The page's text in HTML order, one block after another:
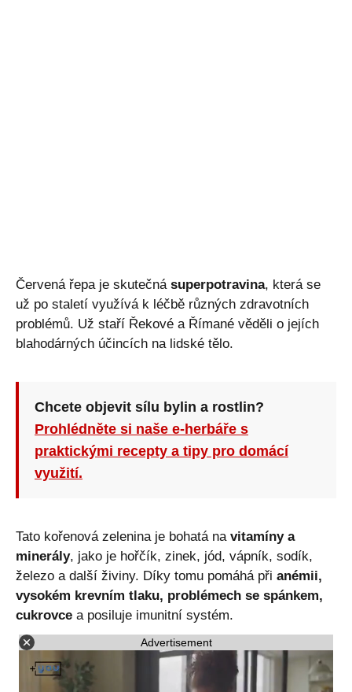
Červená řepa je skutečná superpotravina, která se
už po staletí využívá k léčbě různých zdravotních
problémů. Už staří Řekové a Římané věděli o jejích
blahodárných účincích na lidské tělo.
Chcete objevit sílu bylin a rostlin?
Prohlédněte si naše e-herbáře s
praktickými recepty a tipy pro domácí
využití.
Tato kořenová zelenina je bohatá na vitamíny a
minerály, jako je hořčík, zinek, jód, vápník, sodík,
železo a další živiny. Díky tomu pomáhá při anémii,
vysokém krevním tlaku, problémech se spánkem,
cukrovce a posiluje imunitní systém.
Advertisement